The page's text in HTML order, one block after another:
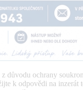
z důvodu ochrany
k odpovědi na inzerát